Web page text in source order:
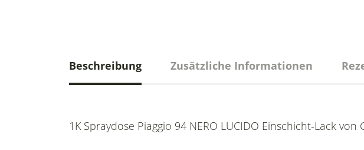
Beschreibung Zusätzliche Informationen
1K Spraydose Piaggio 94 NERO LUCIDO Einschicht-Lack von